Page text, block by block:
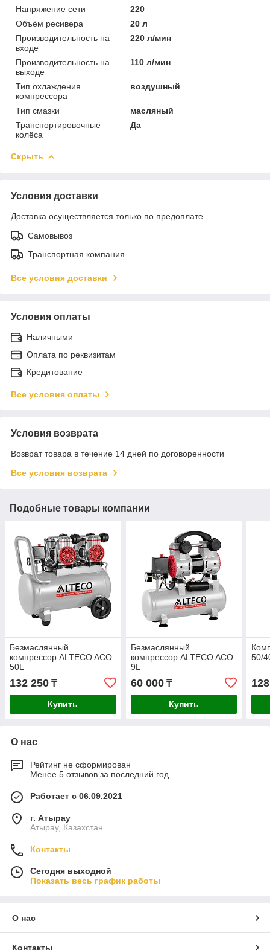
Напряжение сети
220
Объём ресивера
20 л
Производительность на
входе
220 л/мин
Производительность на
выходе
110 л/мин
Тип охлаждения
компрессора
воздушный
Тип смазки
масляный
Транспортировочные
колёса
Да
Скрыть
Условия доставки
Доставка осуществляется только по предоплате.
Самовывоз
Транспортная компания
Все условия доставки
Условия оплаты
Наличными
Оплата по реквизитам
Кредитование
Все условия оплаты
Условия возврата
Возврат товара в течение 14 дней по договоренности
Все условия возврата
Подобные товары компании
Безмаслянный
компрессор ALTECO ACO
50L
132 250 ₸
Купить
Безмаслянный
компрессор ALTECO ACO
9L
60 000₸
Купить
50/
О нас
Рейтинг не сформирован
Менее 5 отзывов за последний год
Работает с 06.09.2021
г. Атырау
Атырау, Казахстан
Контакты
Сегодня выходной
Показать весь график работы
О нас
Контакты